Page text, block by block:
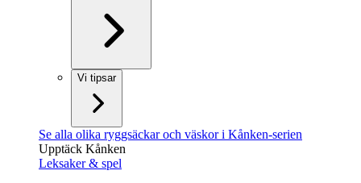
Vi tipsar
Se alla olika ryggsäckar och väskor i Kånken-serien
Upptäck Kånken
Leksaker & spel